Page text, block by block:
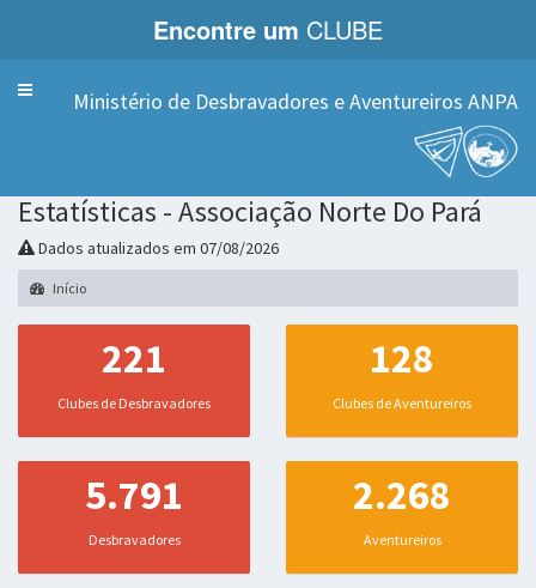
Encontre um CLUBE
Menu Ministério de Desbravadores e Aventureiros ANPA
Estatísticas - Associação Norte Do Pará
Dados atualizados em 07/08/2026
Início
221
Clubes de Desbravadores
128
Clubes de Aventureiros
5.791
Desbravadores
2.268
Aventureiros